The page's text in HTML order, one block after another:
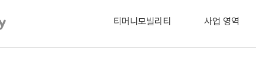
티머니모빌리티 사업 영역